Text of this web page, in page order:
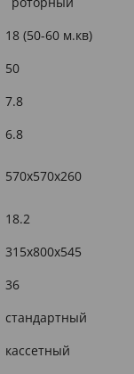
18 (50-60 м.кв)
50
7.8
6.8
570x570x260
18.2
315x800x545
36
стандартный
кассетный